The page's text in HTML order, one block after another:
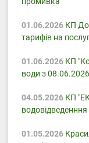
01.06.2026КП
тарифів на
01.06.2026КП
води з
04.05.2026КП
01.05.2026